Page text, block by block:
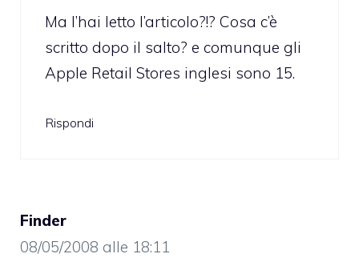
Ma l’hai letto l’articolo?!? Cosa c’è
scritto dopo il salto? e comunque gli
Apple Retail Stores inglesi sono 15.
Rispondi
Finder
08/05/2008 alle 18:11